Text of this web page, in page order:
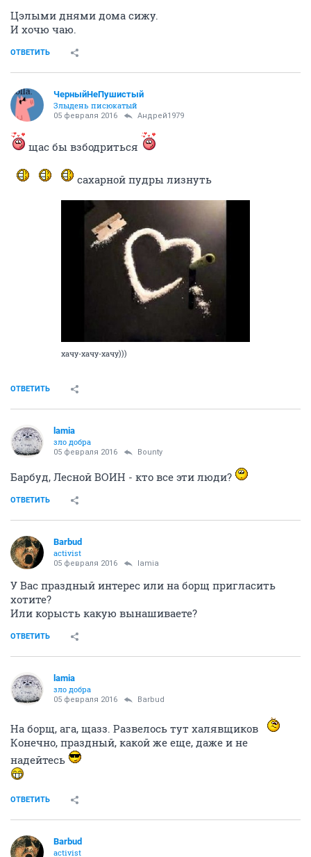
Из лесу, вестимо?
А как раньше-то жил, чем питался? И почему тут
жалуешься, а не на БЗ или Кулинарном? Уж там-то
борщом накормят. А тут-то одни волки поди, сами
холостые и до всего голодные.
ОТВЕТИТЬ
Вполне уравнобешенная
05 февраля 2016 Лесной_ВОИН
Цэлыми днями дома сижу.
ЧерныйНеПушистый
Злыдень писюкатый
Андрей1979
хачу-хачу-хачу)))
lamia
05 февраля 2016
Барбуд, Лесной ВОИН - кто все эти люди?
ОТВЕТИТЬ
Barbud
05 февраля 2016 lamia
У Вас праздный интерес или на борщ пригласить
хотите?
Или корысть какую вынашиваете?
ОТВЕТИТЬ